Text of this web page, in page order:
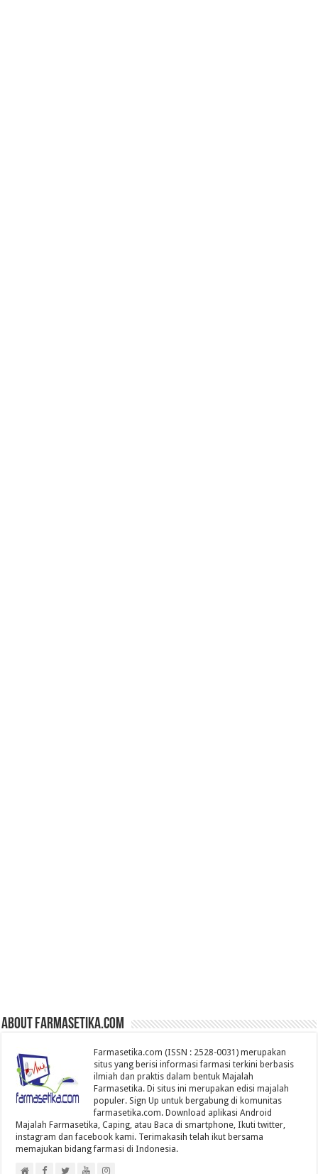
About farmasetika.com
Farmasetika.com (ISSN : 2528-0031) merupakan
situs yang berisi informasi farmasi terkini berbasis
ilmiah dan praktis dalam bentuk Majalah
Farmasetika. Di situs ini merupakan edisi majalah
populer. Sign Up untuk bergabung di komunitas
farmasetika.com. Download aplikasi Android
Majalah Farmasetika, Caping, atau Baca di smartphone, Ikuti twitter,
instagram dan facebook kami. Terimakasih telah ikut bersama
memajukan bidang farmasi di Indonesia.